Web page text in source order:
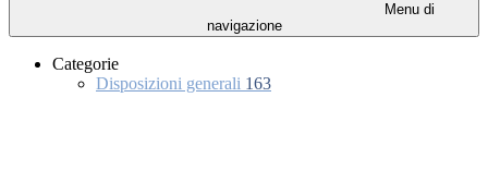
Menu di
navigazione
Categorie
Disposizioni generali 163